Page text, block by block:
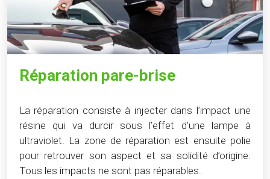
Réparation pare-brise
La réparation consiste à injecter dans l’impact une
résine qui va durcir sous l’effet d’une lampe à
ultraviolet. La zone de réparation est ensuite polie
pour retrouver son aspect et sa solidité d’origine.
Tous les impacts ne sont pas réparables.